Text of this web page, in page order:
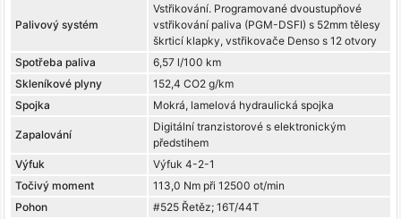
Palivový systém
Vstřikování. Programované dvoustupňové
vstřikování paliva (PGM-DSFI) s 52mm tělesy
škrticí klapky, vstřikovače Denso s 12 otvory
Spotřeba paliva
6,57 l/100 km
Skleníkové plyny
152,4 CO2 g/km
Spojka
Mokrá, lamelová hydraulická spojka
Zapalování
Digitální tranzistorové s elektronickým
předstihem
Výfuk
Výfuk 4-2-1
Točivý moment
113,0 Nm při 12500 ot/min
Pohon
#525 Řetěz; 16T/44T